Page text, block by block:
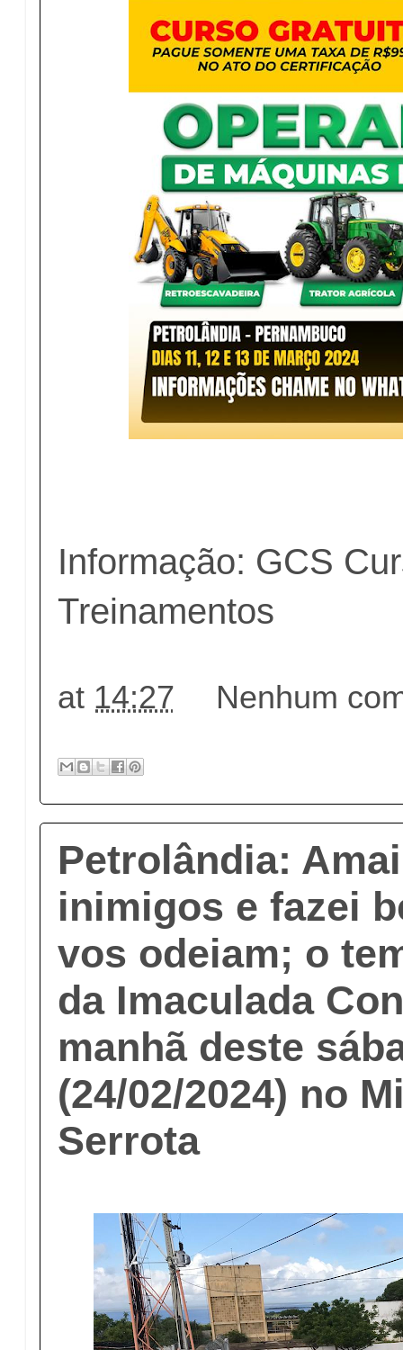
Informação: GCS
Treinamentos
at 14:27 Nenhum
Petrolândia:
inimigos e fazei
vos odeiam; o
da Imaculada
manhã deste
(24/02/2024) no
Serrota